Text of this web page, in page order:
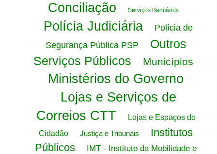
Conciliação
Serviços Bancários
Polícia Judiciária
Polícia de
Segurança Pública PSP
Outros
Serviços Públicos
Municípios
Ministérios do Governo
Lojas e Serviços de
Correios CTT
Lojas e Espaços do
Cidadão
Justiça e Tribunais
Institutos
Públicos
IMT - Instituto da Mobilidade e